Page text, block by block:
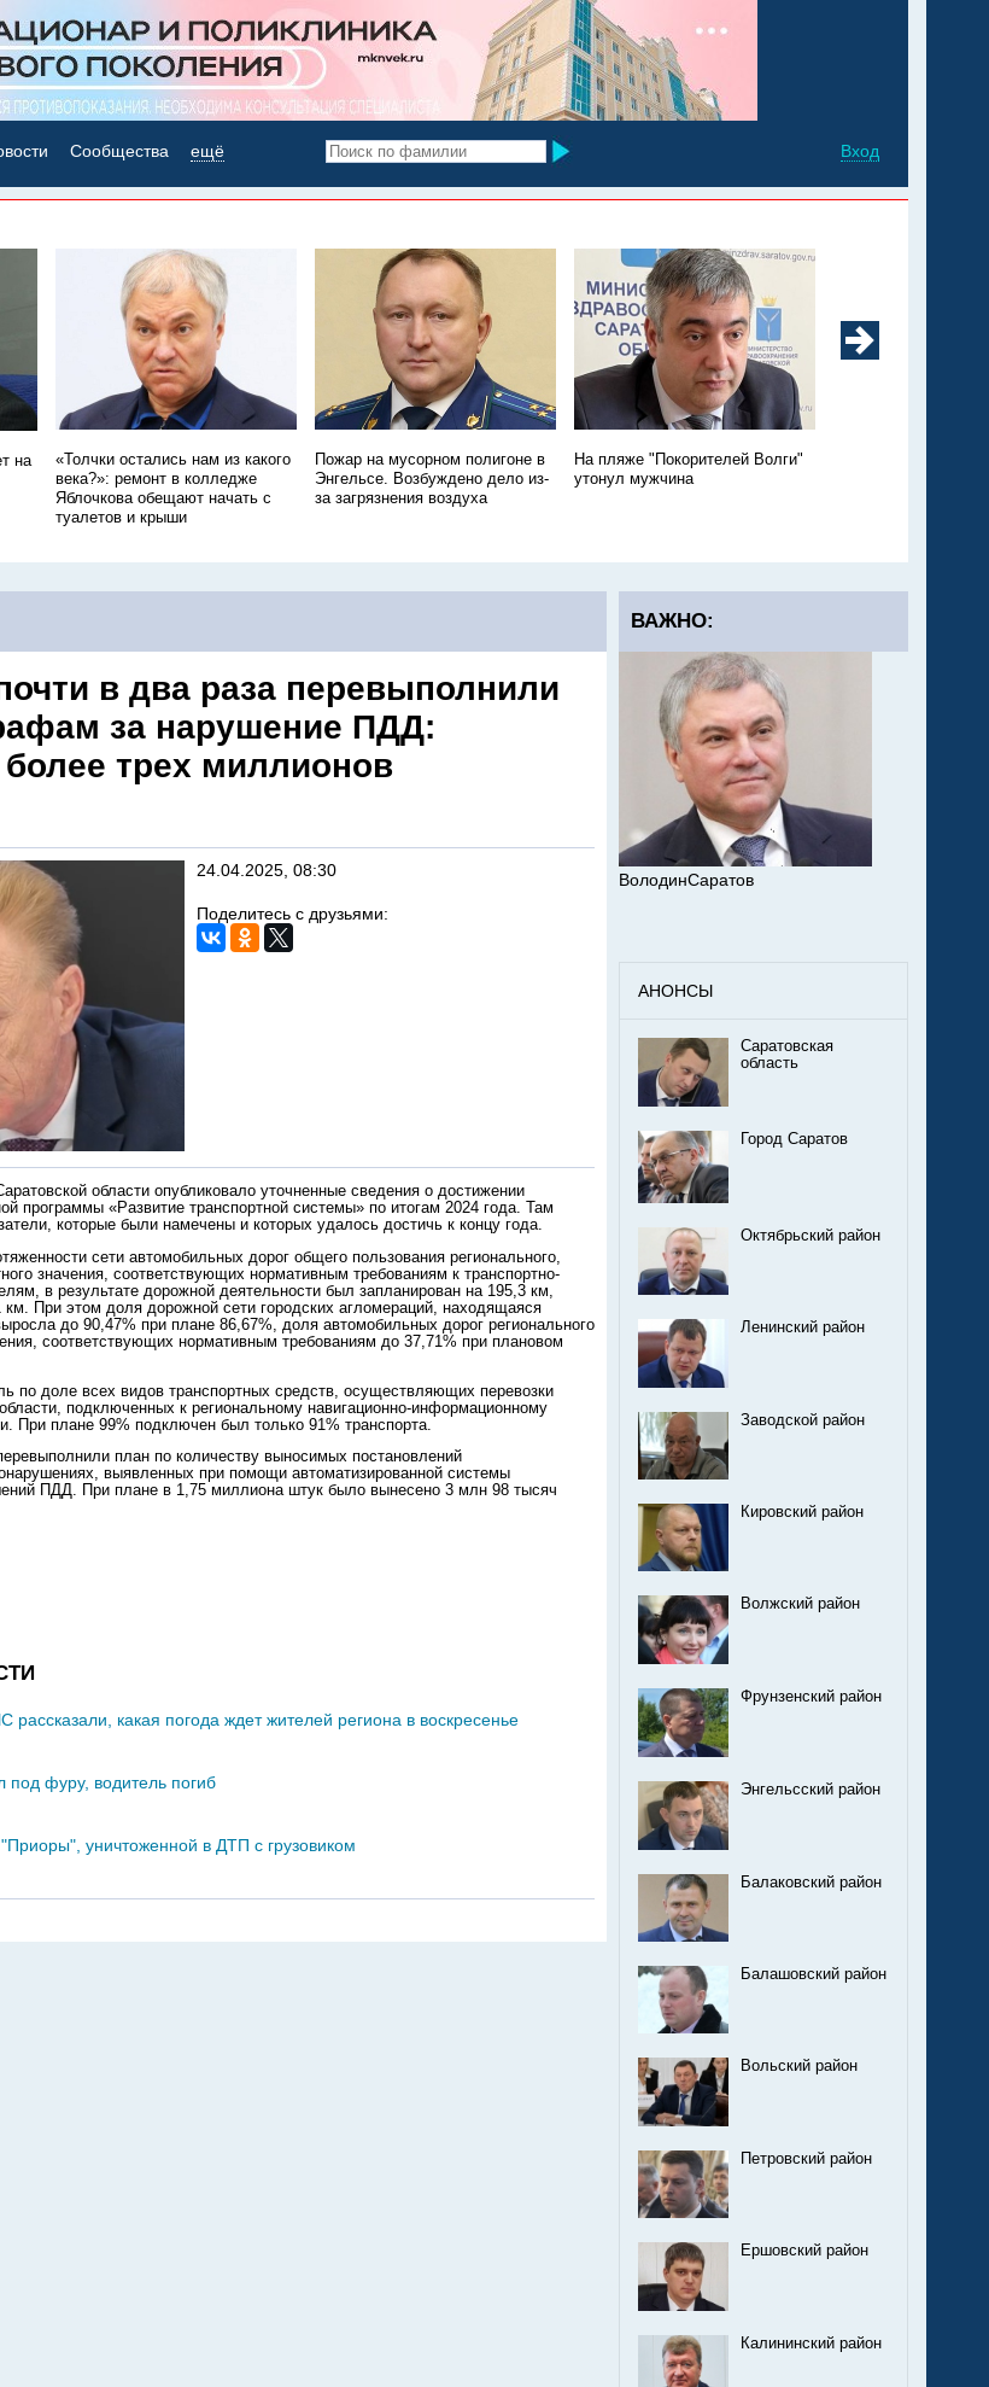
Вход
Сообщества ещё
на
«Толчки остались нам из какого
века?»: ремонт в колледже
Яблочкова обещают начать с
туалетов и крыши
Пожар на мусорном полигоне в
Энгельсе. Возбуждено дело из-
за загрязнения воздуха
На пляже "Покорителей Волги"
утонул мужчина
в два раза перевыполнили
за нарушение ПДД:
трех миллионов
24.04.2025, 08:30
Поделитесь с друзьями:
области опубликовало уточненные сведения о достижении
программы «Развитие транспортной системы» по итогам 2024 года. Там
которые были намечены и которых удалось достичь к концу года.
сети автомобильных дорог общего пользования регионального,
значения, соответствующих нормативным требованиям к транспортно-
в результате дорожной деятельности был запланирован на 195,3 км,
При этом доля дорожной сети городских агломераций, находящаяся
до 90,47% при плане 86,67%, доля автомобильных дорог регионального
соответствующих нормативным требованиям до 37,71% при плановом
по доле всех видов транспортных средств, осуществляющих перевозки
подключенных к региональному навигационно-информационному
При плане 99% подключен был только 91% транспорта.
план по количеству выносимых постановлений
выявленных при помощи автоматизированной системы
ПДД. При плане в 1,75 миллиона штук было вынесено 3 млн 98 тысяч
какая погода ждет жителей региона в воскресенье
под фуру, водитель погиб
уничтоженной в ДТП с грузовиком
ВАЖНО:
ВолодинСаратов
АНОНСЫ
Саратовская
область
Город Саратов
Октябрьский район
Ленинский район
Заводской район
Кировский район
Волжский район
Фрунзенский район
Энгельсский район
Балаковский район
Балашовский район
Вольский район
Петровский район
Ершовский район
Калининский район